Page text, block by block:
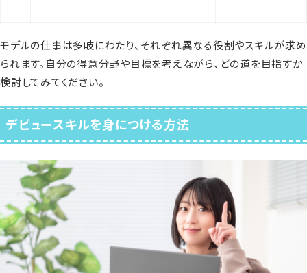
モデルの仕事は多岐にわたり、それぞれ異なる役割やスキルが求め
られます。自分の得意分野や目標を考えながら、どの道を目指すか
検討してみてください。
デビュースキルを身につける方法